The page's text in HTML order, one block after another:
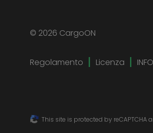
© 2026 CargoON
Regolamento Licenza
This site is protected by reCAPTCHA